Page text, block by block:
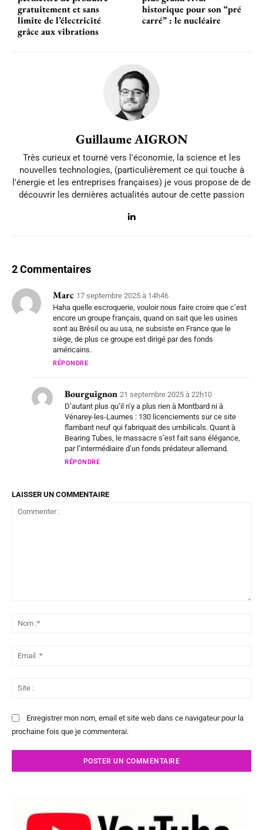
gratuitement et sans
limite de l’électricité
grâce aux vibrations
historique pour son “pré
carré” : le nucléaire
Guillaume AIGRON
Très curieux et tourné vers l'économie, la science et les
nouvelles technologies, (particulièrement ce qui touche à
l'énergie et les entreprises françaises) je vous propose de de
découvrir les dernières actualités autour de cette passion
2 Commentaires
Marc 17 septembre 2025 à 14h46
Haha quelle escroquerie, vouloir nous faire croire que c’est
encore un groupe français, quand on sait que les usines
sont au Brésil ou au usa, ne subsiste en France que le
siège, de plus ce groupe est dirigé par des fonds
américains.
RÉPONDRE
Bourguignon 21 septembre 2025 à 22h10
D’autant plus qu’il n’y a plus rien à Montbard ni à
Vénarey-les-Laumes : 130 licenciements sur ce site
flambant neuf qui fabriquait des umbilicals. Quant à
Bearing Tubes, le massacre s’est fait sans élégance,
par l’intermédiaire d’un fonds prédateur allemand.
RÉPONDRE
LAISSER UN COMMENTAIRE
Enregistrer mon nom, email et site web dans ce navigateur pour la
prochaine fois que je commenterai.